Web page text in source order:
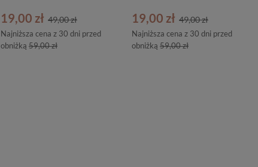
19,00 zł
Najniższa cena z 30 dni przed
obniżką 59,00 zł
49,00 zł 19,00 zł
Najniższa cena z 30 dni przed
obniżką 59,00 zł
49,00 zł